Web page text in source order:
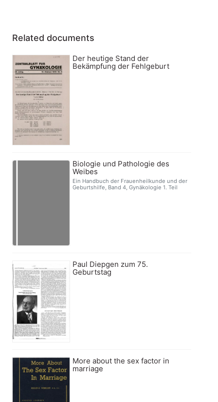
Related documents
Der heutige Stand der
Bekämpfung der Fehlgeburt
Biologie und Pathologie des
Weibes
Ein Handbuch der Frauenheilkunde und der
Geburtshilfe, Band 4, Gynäkologie 1. Teil
Paul Diepgen zum 75.
Geburtstag
More about the sex factor in
marriage